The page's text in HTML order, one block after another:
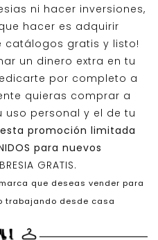
ni hacer inversiones,
hacer es adquirir
gratis y listo!
un dinero extra en tu
por completo a
quieras comprar a
personal y el de tu
promoción limitada
para nuevos
GRATIS.
que deseas vender para
trabajando desde casa